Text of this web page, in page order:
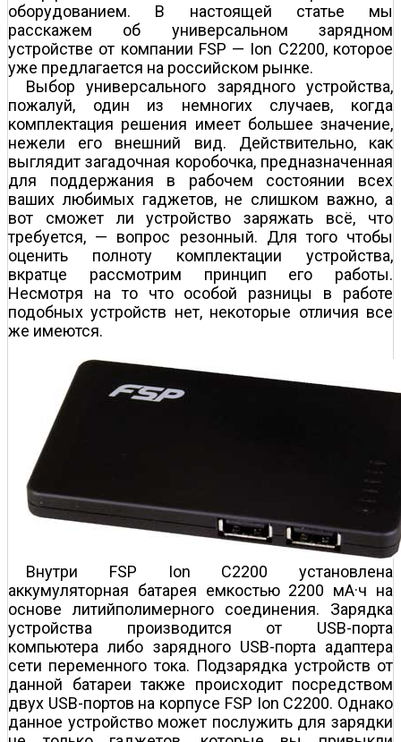
оборудованием. В настоящей статье мы
расскажем об универсальном зарядном
устройстве от компании FSP — Ion C2200, которое
уже предлагается на российском рынке.
Выбор универсального зарядного устройства,
пожалуй, один из немногих случаев, когда
комплектация решения имеет большее значение,
нежели его внешний вид. Действительно, как
выглядит загадочная коробочка, предназначенная
для поддержания в рабочем состоянии всех
ваших любимых гаджетов, не слишком важно, а
вот сможет ли устройство заряжать всё, что
требуется, — вопрос резонный. Для того чтобы
оценить полноту комплектации устройства,
вкратце рассмотрим принцип его работы.
Несмотря на то что особой разницы в работе
подобных устройств нет, некоторые отличия все
же имеются.
Внутри FSP Ion C2200 установлена
аккумуляторная батарея емкостью 2200 мА·ч на
основе литий­полимерного соединения. Зарядка
устройства производится от USB-порта
компьютера либо зарядного USB-порта адаптера
сети переменного тока. Подзарядка устройств от
данной батареи также происходит посредством
двух USB-портов на корпусе FSP Ion С2200. Однако
данное устройство может послужить для зарядки